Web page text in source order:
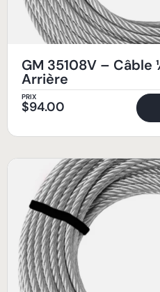
GM 35108V – Câble
Arrière
PRIX
$94.00